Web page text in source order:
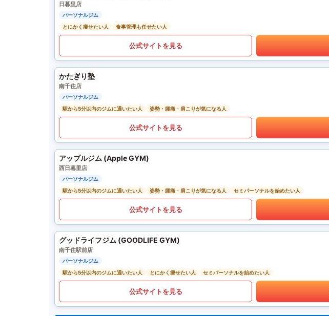
日暮里店
パーソナルジム
とにかく痩せたい人
食事管理も任せたい人
公式サイトを見る
かたぎり塾
南千住店
パーソナルジム
駅から5分以内のジムに通いたい人
姿勢・腰痛・肩こりが気になる人
公式サイトを見る
アップルジム (Apple GYM)
西日暮里店
パーソナルジム
駅から5分以内のジムに通いたい人
姿勢・腰痛・肩こりが気になる人 セミパーソナルを始めたい人
公式サイトを見る
グッドライフジム (GOODLIFE GYM)
南千住駅前店
パーソナルジム
駅から5分以内のジムに通いたい人
とにかく痩せたい人 セミパーソナルを始めたい人
公式サイトを見る